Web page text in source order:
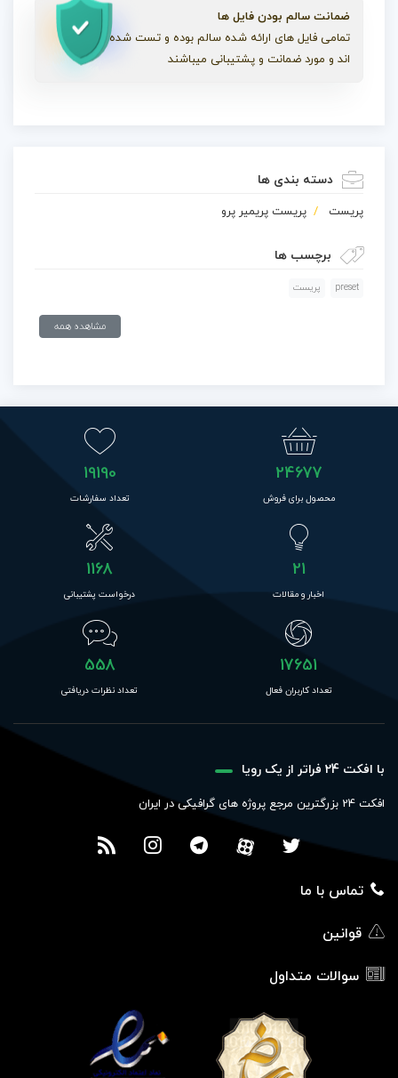
ضمانت سالم بودن فایل ها
تمامی فایل های ارائه شده سالم بوده و تست شده
اند و مورد ضمانت و پشتیبانی میباشند
دسته بندی ها
پریست پریست پریمیر پرو
برچسب ها
preset پریست
مشاهده همه
24677
محصول برای فروش
19190
تعداد سفارشات
21
اخبار و مقالات
1168
درخواست پشتیبانی
17651
تعداد کاربران فعال
558
تعداد نظرات دریافتی
با افکت 24 فراتر از یک رویا
افکت 24 بزرگترین مرجع پروژه های گرافیکی در ایران
تماس با ما
قوانین
سوالات متداول